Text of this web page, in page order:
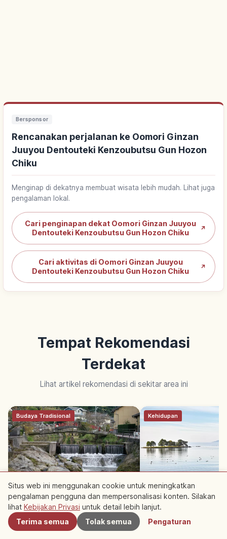
Bersponsor
Rencanakan perjalanan ke Oomori Ginzan
Juuyou Dentouteki Kenzoubutsu Gun Hozon
Chiku
Menginap di dekatnya membuat wisata lebih mudah. Lihat juga
pengalaman lokal.
Cari penginapan dekat Oomori Ginzan Juuyou
Dentouteki Kenzoubutsu Gun Hozon Chiku
↗
Cari aktivitas di Oomori Ginzan Juuyou
Dentouteki Kenzoubutsu Gun Hozon Chiku
↗
Tempat Rekomendasi
Terdekat
Lihat artikel rekomendasi di sekitar area ini
Budaya Tradisional
Tamatsukuri Onsen Shimane:
Onsen Kulit Cantik 1.300 Tahun,
Tips Berkunjung
Kehidupan
Danau Shinji
Danau Payau dan
Shijimi
Terdekat
Situs web ini menggunakan cookie untuk meningkatkan
pengalaman pengguna dan mempersonalisasi konten. Silakan
lihat Kebijakan Privasi untuk detail lebih lanjut.
Terima semua
Tolak semua Pengaturan